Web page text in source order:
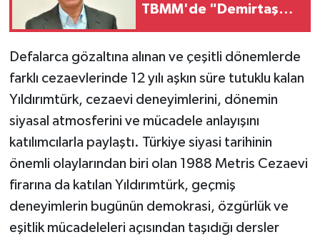
TBMM'de "Demirtaş
Defalarca gözaltına alınan ve çeşitli dönemlerde
farklı cezaevlerinde 12 yılı aşkın süre tutuklu kalan
Yıldırımtürk, cezaevi deneyimlerini, dönemin
siyasal atmosferini ve mücadele anlayışını
katılımcılarla paylaştı. Türkiye siyasi tarihinin
önemli olaylarından biri olan 1988 Metris Cezaevi
firarına da katılan Yıldırımtürk, geçmiş
deneyimlerin bugünün demokrasi, özgürlük ve
eşitlik mücadeleleri açısından taşıdığı dersler